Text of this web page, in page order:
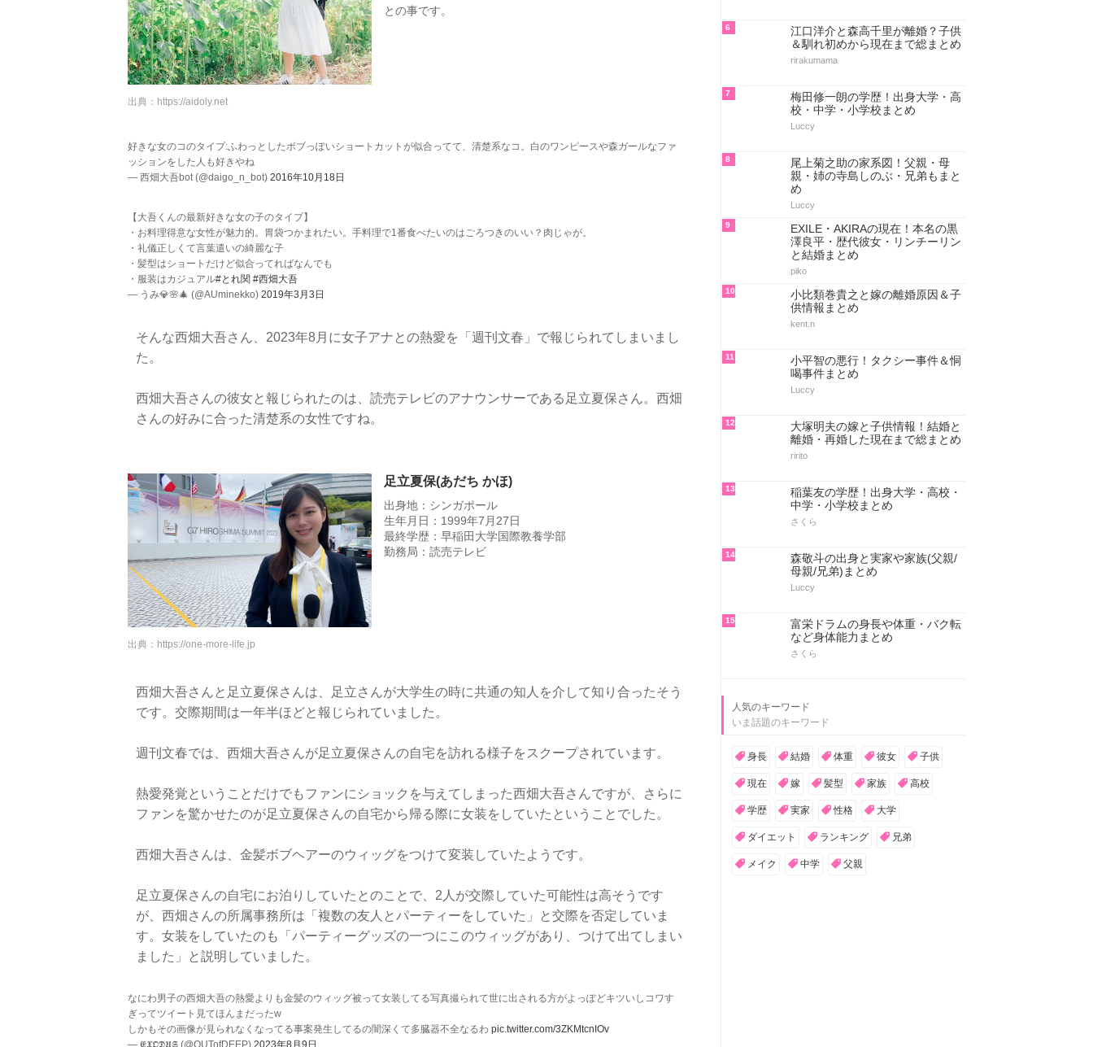
との事です。
出典： https://aidoly.net
好きな女のコのタイプ:ふわっとしたボブっぽいショートカットが似合ってて、清楚系なコ。白のワンピースや森ガールなファ
ッションをした人も好きやね
— 西畑大吾bot (@daigo_n_bot) 2016年10月18日
【大吾くんの最新好きな女の子のタイプ】
・お料理得意な女性が魅力的。胃袋つかまれたい。手料理で1番食べたいのはごろつきのいい？肉じゃが。
・礼儀正しくて言葉遣いの綺麗な子
・髪型はショートだけど似合ってればなんでも
・服装はカジュアル#とれ関 #西畑大吾
— うみ💎🌸🎄 (@AUminekko) 2019年3月3日
そんな西畑大吾さん、2023年8月に女子アナとの熱愛を「週刊文春」で報じられてしまいまし
た。
西畑大吾さんの彼女と報じられたのは、読売テレビのアナウンサーである足立夏保さん。西畑
さんの好みに合った清楚系の女性ですね。
足立夏保(あだち かほ)
出身地：シンガポール
生年月日：1999年7月27日
最終学歴：早稲田大学国際教養学部
勤務局：読売テレビ
出典： https://one-more-life.jp
西畑大吾さんと足立夏保さんは、足立さんが大学生の時に共通の知人を介して知り合ったそう
です。交際期間は一年半ほどと報じられていました。
週刊文春では、西畑大吾さんが足立夏保さんの自宅を訪れる様子をスクープされています。
熱愛発覚ということだけでもファンにショックを与えてしまった西畑大吾さんですが、さらに
ファンを驚かせたのが足立夏保さんの自宅から帰る際に女装をしていたということでした。
西畑大吾さんは、金髪ボブヘアーのウィッグをつけて変装していたようです。
足立夏保さんの自宅にお泊りしていたとのことで、2人が交際していた可能性は高そうです
が、西畑さんの所属事務所は「複数の友人とパーティーをしていた」と交際を否定していま
す。女装をしていたのも「パーティーグッズの一つにこのウィッグがあり、つけて出てしまい
ました」と説明していました。
なにわ男子の西畑大吾の熱愛よりも金髪のウィッグ被って女装してる写真撮られて世に出される方がよっぽどキツいしコワす
ぎってツイート見てほんまだったw
しかもその画像が見られなくなってる事案発生してるの闇深くて多臓器不全なるわ pic.twitter.com/3ZKMtcnIOv
— 𝕰𝖃𝕺𝕯𝖀𝕾 (@OUTofDEEP) 2023年8月9日
6
江口洋介と森高千里が離婚？子供
＆馴れ初めから現在まで総まとめ
rirakumama
7
梅田修一朗の学歴！出身大学・高
校・中学・小学校まとめ
Luccy
8
尾上菊之助の家系図！父親・母
親・姉の寺島しのぶ・兄弟もまと
め
Luccy
9
EXILE・AKIRAの現在！本名の黒
澤良平・歴代彼女・リンチーリン
と結婚まとめ
piko
10
小比類巻貴之と嫁の離婚原因＆子
供情報まとめ
kent.n
11
小平智の悪行！タクシー事件＆恫
喝事件まとめ
Luccy
12
大塚明夫の嫁と子供情報！結婚と
離婚・再婚した現在まで総まとめ
ririto
13
稲葉友の学歴！出身大学・高校・
中学・小学校まとめ
さくら
14
森敬斗の出身と実家や家族(父親/
母親/兄弟)まとめ
Luccy
15
富栄ドラムの身長や体重・バク転
など身体能力まとめ
さくら
人気のキーワード
いま話題のキーワード
身長 結婚 体重 彼女 子供
現在 嫁 髪型 家族 高校
学歴 実家 性格 大学
ダイエット ランキング 兄弟
メイク 中学 父親